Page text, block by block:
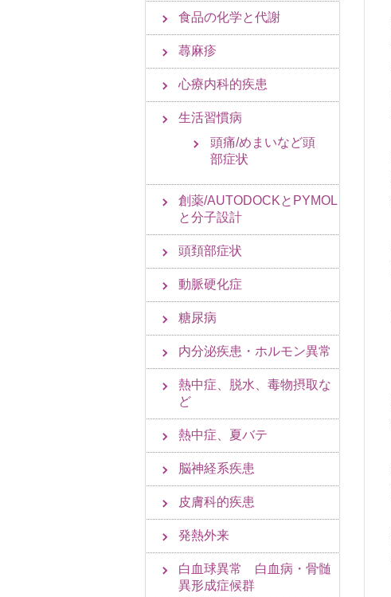
食品の化学と代謝
蕁麻疹
心療内科的疾患
生活習慣病
頭痛/めまいなど頭
部症状
創薬/AUTODOCKとPYMOL
と分子設計
頭頚部症状
動脈硬化症
糖尿病
内分泌疾患・ホルモン異常
熱中症、脱水、毒物摂取な
ど
熱中症、夏バテ
脳神経系疾患
皮膚科的疾患
発熱外来
白血球異常 白血病・骨髄
異形成症候群